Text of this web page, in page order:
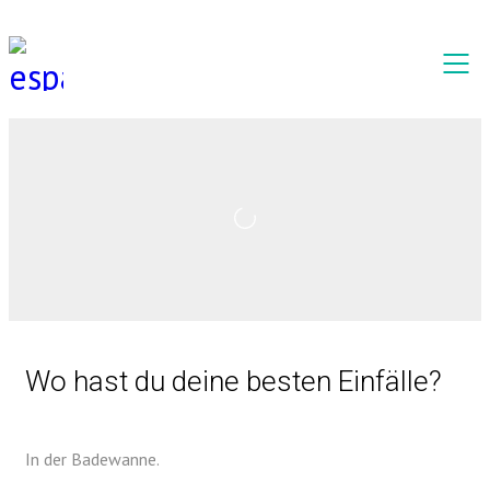
Wo hast du deine besten Einfälle?
In der Badewanne.